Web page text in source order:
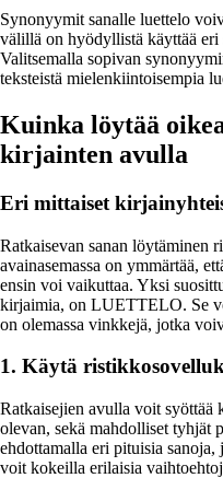
Synonyymit sanalle luettelo
välillä on hyödyllistä käyttää eri
Valitsemalla sopivan
teksteistä mielenkiintoisempia
Kuinka löytää
kirjainten avulla
Eri mittaiset
Ratkaisevan sanan löytäminen
avainasemassa on ymmärtää,
ensin voi vaikuttaa. Yksi
kirjaimia, on LUETTELO. Se
on olemassa vinkkejä, jotka
1. Käytä
Ratkaisejien avulla voit syöttää
olevan, sekä mahdolliset tyhjät
ehdottamalla eri pituisia
voit kokeilla erilaisia